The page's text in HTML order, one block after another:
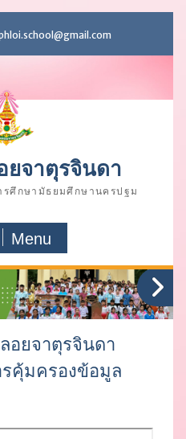
ยจาตุรจินดา
รศึกษามัธยมศึกษานครปฐม
Menu
อยจาตุรจินดา
รคุ้มครองข้อมูล